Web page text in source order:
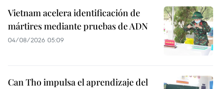
Vietnam acelera identificación de
mártires mediante pruebas de ADN
04/08/2026 05:09
Can Tho impulsa el aprendizaje del